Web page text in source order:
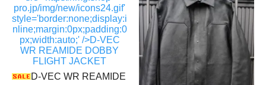
D-VEC WR REAMIDE